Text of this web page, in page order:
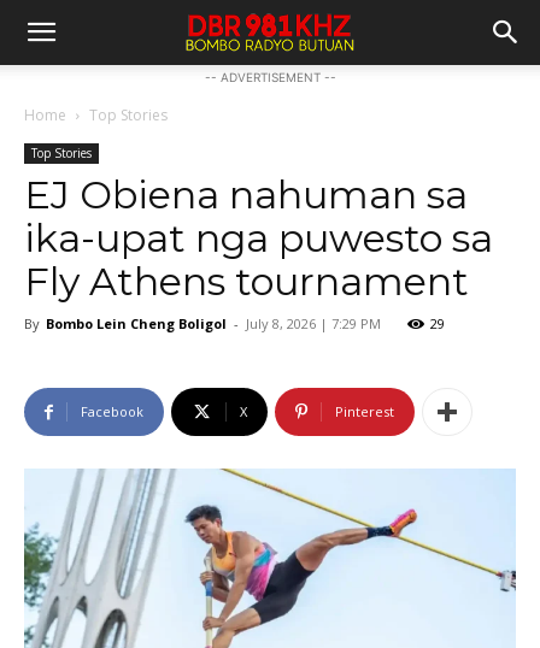
-- ADVERTISEMENT --
Home Top Stories
Top Stories
EJ Obiena nahuman sa
ika-upat nga puwesto sa
Fly Athens tournament
By Bombo Lein Cheng Boligol - July 8, 2026 | 7:29 PM 29
Facebook X Pinterest